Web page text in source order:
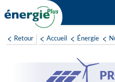
au
Retour Accueil Énergie